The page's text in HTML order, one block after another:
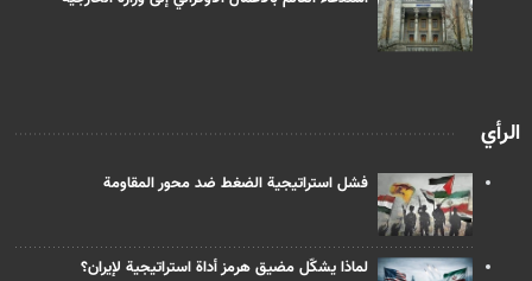
الرأي
فشل استراتيجية الضغط ضد محور المقاومة
لماذا يشكّل مضيق هرمز أداة استراتيجية لإيران؟